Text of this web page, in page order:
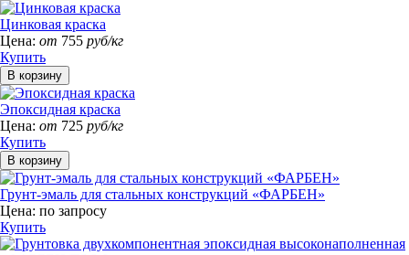
Цинковая краска
Цена: от 755 руб/кг
Купить
Эпоксидная краска
Цена: от 725 руб/кг
Купить
Грунт-эмаль для стальных конструкций «ФАРБЕН»
Цена: по запросу
Купить